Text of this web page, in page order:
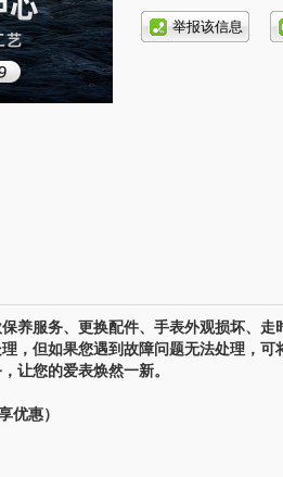
话号
服务、更换配件、手表外观损坏、走
，但如果您遇到故障问题无法处理，
让您的爱表焕然一新。
惠）